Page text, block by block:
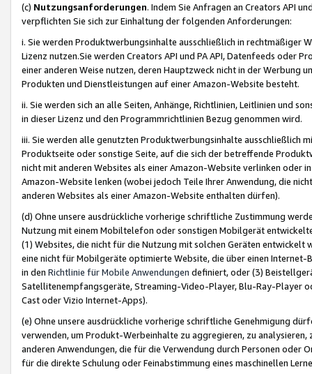
(c) Nutzungsanforderungen. Indem Sie Anfragen an Creators API
verpflichten Sie sich zur Einhaltung der folgenden Anforderungen:
i. Sie werden Produktwerbungsinhalte ausschließlich in rechtmäßiger
Lizenz nutzen.Sie werden Creators API und PA API, Datenfeeds oder
einer anderen Weise nutzen, deren Hauptzweck nicht in der Werbung
Produkten und Dienstleistungen auf einer Amazon-Website besteht.
ii. Sie werden sich an alle Seiten, Anhänge, Richtlinien, Leitlinien und
in dieser Lizenz und den Programmrichtlinien Bezug genommen wird.
iii. Sie werden alle genutzten Produktwerbungsinhalte ausschließlich
Produktseite oder sonstige Seite, auf die sich der betreffende
nicht mit anderen Websites als einer Amazon-Website verlinken oder
Amazon-Website lenken (wobei jedoch Teile Ihrer Anwendung, die
anderen Websites als einer Amazon-Website enthalten dürfen).
(d) Ohne unsere ausdrückliche vorherige schriftliche Zustimmung
Nutzung mit einem Mobiltelefon oder sonstigen Mobilgerät
(1) Websites, die nicht für die Nutzung mit solchen Geräten
eine nicht für Mobilgeräte optimierte Website, die über einen
in den Richtlinie für Mobile Anwendungen definiert, oder (3)
Satellitenempfangsgeräte, Streaming-Video-Player, Blu-Ray-Player
Cast oder Vizio Internet-Apps).
(e) Ohne unsere ausdrückliche vorherige schriftliche Genehmigung
verwenden, um Produkt-Werbeinhalte zu aggregieren, zu
anderen Anwendungen, die für die Verwendung durch Personen
für die direkte Schulung oder Feinabstimmung eines maschinellen